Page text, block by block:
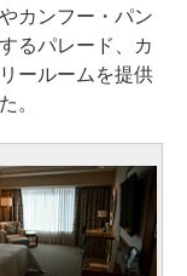
カンフー・パン
るパレード、カ
ールームを提供
。